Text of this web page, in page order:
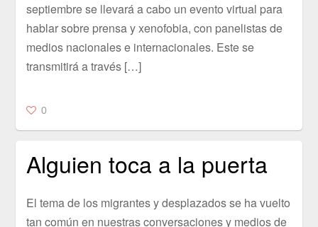
septiembre se llevará a cabo un evento virtual para
hablar sobre prensa y xenofobia, con panelistas de
medios nacionales e internacionales. Este se
transmitirá a través […]
0
Alguien toca a la puerta
El tema de los migrantes y desplazados se ha vuelto
tan común en nuestras conversaciones y medios de